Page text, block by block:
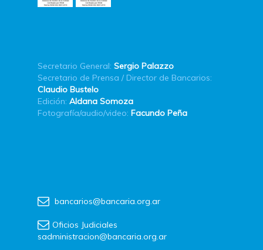
Secretario General: Sergio Palazzo
Secretario de Prensa / Director de Bancarios:
Claudio Bustelo
Edición: Aldana Somoza
Fotografía/audio/video: Facundo Peña
bancarios@bancaria.org.ar
Oficios Judiciales
sadministracion@bancaria.org.ar